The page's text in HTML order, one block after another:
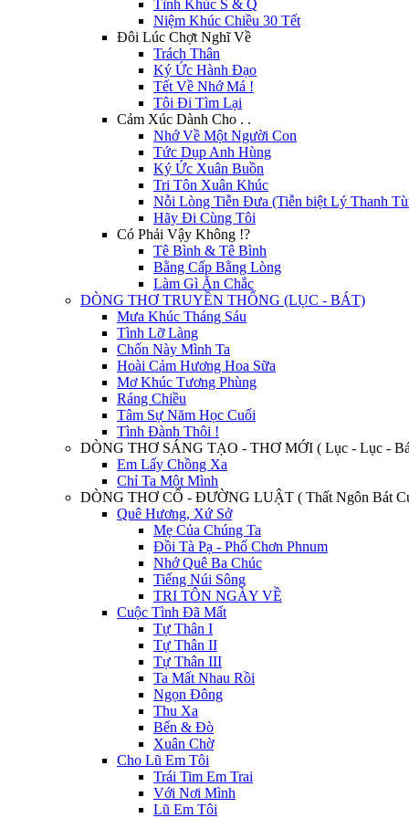
Tình Khúc S & Q
Niệm Khúc Chiều 30 Tết
Đôi Lúc Chợt Nghĩ Về
Trách Thân
Ký Ức Hành Đạo
Tết Về Nhớ Má !
Tôi Đi Tìm Lại
Cảm Xúc Dành Cho . .
Nhớ Về Một Người Con
Tức Dụp Anh Hùng
Ký Ức Xuân Buồn
Tri Tôn Xuân Khúc
Nỗi Lòng Tiễn Đưa (Tiễn biệt Lý Thanh
Hãy Đi Cùng Tôi
Có Phải Vậy Không !?
Tê Bình & Tê Bình
Bằng Cấp Bằng Lòng
Làm Gì Ăn Chắc
DÒNG THƠ TRUYỀN THỐNG (LỤC - BÁT)
Mưa Khúc Tháng Sáu
Tình Lỡ Làng
Chốn Này Mình Ta
Hoài Cảm Hương Hoa Sữa
Mơ Khúc Tương Phùng
Ráng Chiều
Tâm Sự Năm Học Cuối
Tình Đành Thôi !
DÒNG THƠ SÁNG TẠO - THƠ MỚI ( Lục - Lục -
Em Lấy Chồng Xa
Chỉ Ta Một Mình
DÒNG THƠ CỔ - ĐƯỜNG LUẬT ( Thất Ngôn Bát
Quê Hương, Xứ Sở
Mẹ Của Chúng Ta
Đồi Tà Pạ - Phố Chơn Phnum
Nhớ Quê Ba Chúc
Tiếng Núi Sông
TRI TÔN NGÀY VỀ
Cuộc Tình Đã Mất
Tự Thân I
Tự Thân II
Tự Thân III
Ta Mất Nhau Rồi
Ngọn Đông
Thu Xa
Bến & Đò
Xuân Chờ
Cho Lũ Em Tôi
Trái Tim Em Trai
Với Nơi Mình
Lũ Em Tôi